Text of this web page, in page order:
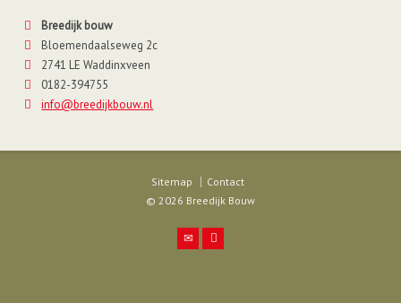
Breedijk bouw
Bloemendaalseweg 2c
2741 LE Waddinxveen
0182-394755
info@breedijkbouw.nl
Sitemap
Contact
© 2026 Breedijk Bouw